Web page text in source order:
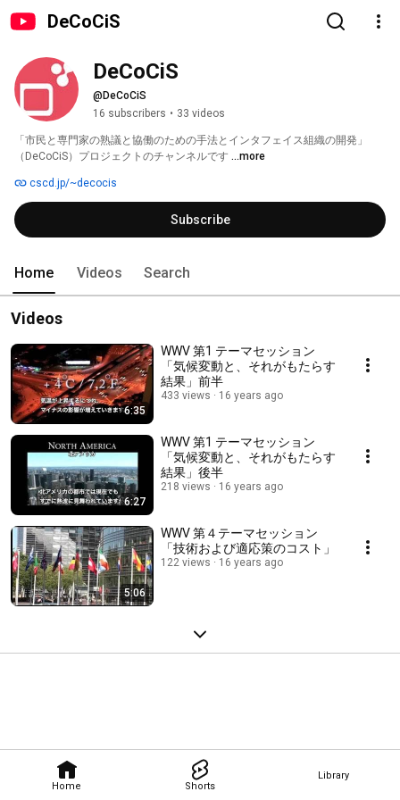
DeCoCiS
Home Shorts
Library
DeCoCiS
@DeCoCiS
16 subscribers • 33 videos
「市民と専門家の熟議と協働のための手法とインタフェイス組織の開発」
（DeCoCiS）プロジェクトのチャンネルです ...more
cscd.jp/~decocis
Subscribe
Home Videos Search
Videos
6:35
WWV 第1 テーマセッション
「気候変動と、それがもたらす
結果」前半
433 views 16 years ago
6:27
WWV 第1 テーマセッション
「気候変動と、それがもたらす
結果」後半
218 views 16 years ago
5:06
WWV 第４テーマセッション
「技術および適応策のコスト」
122 views 16 years ago